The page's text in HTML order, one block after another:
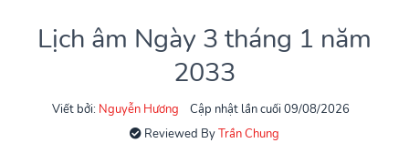
Lịch âm Ngày 3 tháng 1 năm
2033
Viết bởi: Nguyễn Hương
Cập nhật lần cuối 09/08/2026
Reviewed ByTrần Chung